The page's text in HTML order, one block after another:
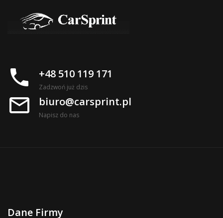
phone +48 510 119 171
Zadzwoń już dzis
mail_outline biuro@carsprint.pl
Napisz do nas
Dane Firmy